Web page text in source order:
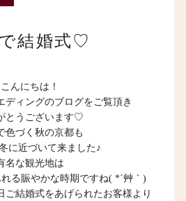
で結婚式♡
こんにちは！
ディングのブログをご覧頂き
とうございます♡
色づく秋の京都も
に近づいて来ました♪
名な観光地は
る賑やかな時期ですね( *´艸｀)
ご結婚式をあげられたお客様より